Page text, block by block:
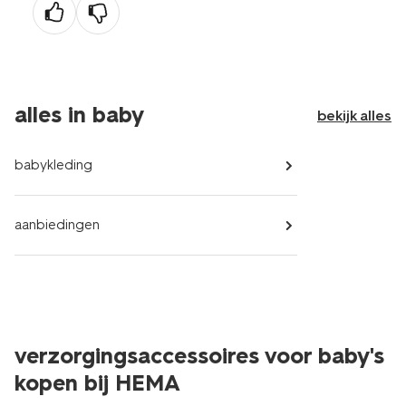
alles in baby bekijk alles
babykleding
aanbiedingen
verzorgingsaccessoires voor baby's
kopen bij HEMA